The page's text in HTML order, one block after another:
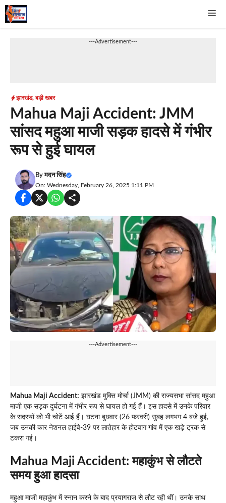
Skip
to
---Advertisement---
झारखंड,बड़ी खबर
Mahua Maji Accident: JMM
सांसद महुआ माजी सड़क हादसे में गंभीर
रूप से हुई घायल
Byमदन सिंह
On: Wednesday, February 26, 2025 1:11 PM
---Advertisement---
Mahua Maji Accident: झारखंड मुक्ति मोर्चा (JMM) की राज्यसभा सांसद महुआ
माजी एक सड़क दुर्घटना में गंभीर रूप से घायल हो गई हैं। इस हादसे में उनके परिवार
के सदस्यों को भी चोटें आई हैं। घटना बुधवार (26 फरवरी) सुबह लगभग 4 बजे हुई,
जब उनकी कार नेशनल हाईवे-39 पर लातेहार के होटवाग गांव में एक खड़े ट्रक से
टकरा गई।
Mahua Maji Accident:महाकुंभ से लौटते
समय हुआ हादसा
महुआ माजी महाकुंभ में स्नान करने के बाद प्रयागराज से लौट रही थीं। उनके साथ